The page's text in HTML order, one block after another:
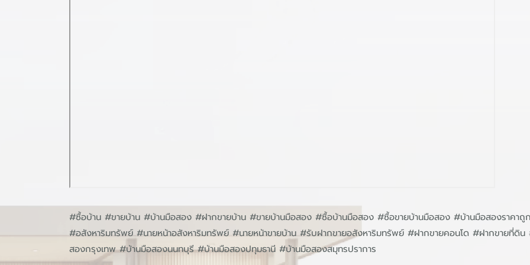
#ซื้อบ้าน #ขายบ้าน #บ้านมือสอง #ฝากขายบ้าน #ขายบ้านมือสอง #ซื้อบ้านมือสอง #ซื้อขายบ้านมือสอง #บ้านมือสองราคา
#อสังหาริมทรัพย์ #นายหน้าอสังหาริมทรัพย์ #นายหน้าขายบ้าน #รับฝากขายอสังหาริมทรัพย์ #ฝากขายคอนโด #ฝากขายที่
สองกรุงเทพ #บ้านมือสองนนทบุรี #บ้านมือสองปทุมธานี #บ้านมือสองสมุทรปราการ